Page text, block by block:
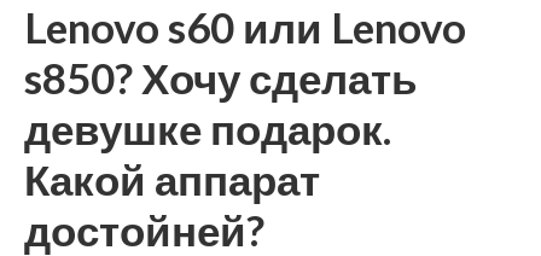
Lenovo s60 или Lenovo
s850? Хочу сделать
девушке подарок.
Какой аппарат
достойней?